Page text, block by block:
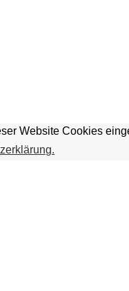
Website Cookies